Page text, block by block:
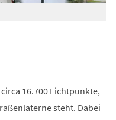
16.700 Lichtpunkte,
steht. Dabei